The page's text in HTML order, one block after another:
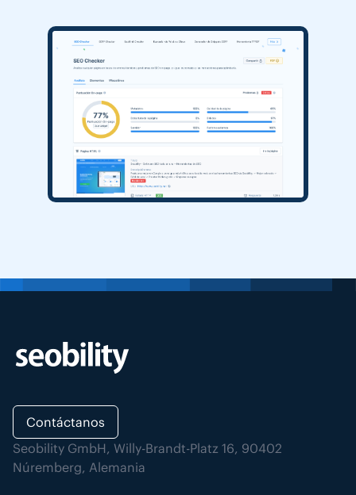
Contáctanos
Seobility GmbH, Willy-Brandt-Platz 16, 90402
Núremberg, Alemania